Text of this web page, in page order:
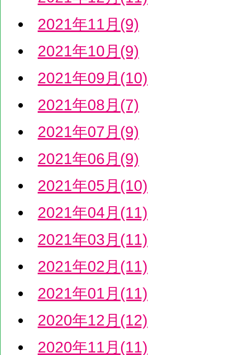
2021年11月(9)
2021年10月(9)
2021年09月(10)
2021年08月(7)
2021年07月(9)
2021年06月(9)
2021年05月(10)
2021年04月(11)
2021年03月(11)
2021年02月(11)
2021年01月(11)
2020年12月(12)
2020年11月(11)